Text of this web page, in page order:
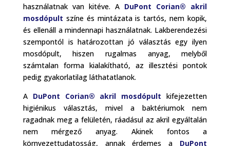
használatnak van kitéve. A DuPont Corian® akril
mosdópult színe és mintázata is tartós, nem kopik,
és ellenáll a mindennapi használatnak. Lakberendezési
szempontól is határozottan jó választás egy ilyen
mosdópult, hiszen rugalmas anyag, melyből
számtalan forma kialakítható, az illesztési pontok
pedig gyakorlatilag láthatatlanok.
A DuPont Corian® akril mosdópultkifejezetten
higiénikus választás, mivel a baktériumok nem
ragadnak meg a felületén, ráadásul az akril egyáltalán
nem mérgező anyag. Akinek fontos a
környezettudatosság, annak érdemes a DuPont